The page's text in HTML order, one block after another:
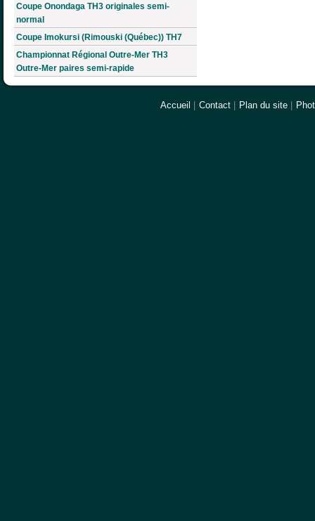
Coupe Onondaga TH3 originales semi-
normal
Coupe Imokursi (Rimouski (Québec)) TH7
Championnat Régional Outre-Mer TH3
Outre-Mer paires semi-rapide
Accueil Contact Plan du site